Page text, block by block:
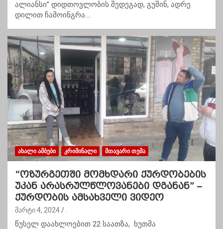
ალიანსი” დიდთოვლობის შედეგად, გუშინ, ადრე
დილით ჩამოინგრა.…
ᲐᲮᲐᲚᲘ ᲐᲛᲑᲔᲑᲘ ᲙᲠᲘᲛᲘᲜᲐᲚᲘ ᲛᲗᲐᲕᲐᲠᲘ ᲗᲔᲛᲐ
“ოზურგეთში მომხდარი ქურდობების
უკან არასრულწლოვანები დგანან” –
ქურდობის ამსახველი ვიდეო
მარტი 4, 2024
წუსელ დაახლოებით 22 საათზა, ხუთმა